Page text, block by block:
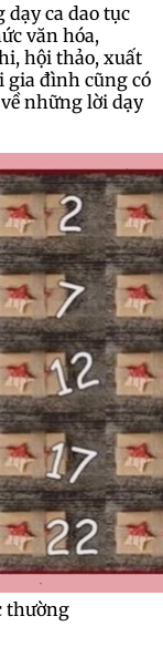
dạy ca dao tục
văn hóa,
hội thảo, xuất
gia đình cũng có
những lời dạy
thường